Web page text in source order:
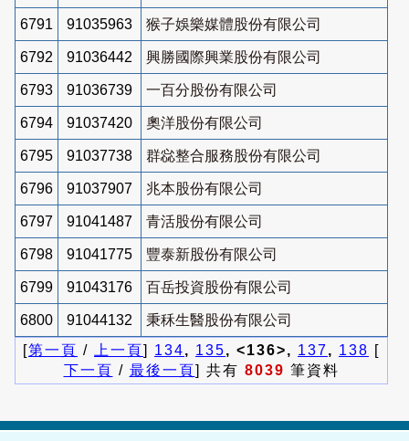
6791 91035963 猴子娛樂媒體股份有限公司
6792 91036442 興勝國際興業股份有限公司
6793 91036739 一百分股份有限公司
6794 91037420 奧洋股份有限公司
6795 91037738 群惢整合服務股份有限公司
6796 91037907 兆本股份有限公司
6797 91041487 青活股份有限公司
6798 91041775 豐泰新股份有限公司
6799 91043176 百岳投資股份有限公司
6800 91044132
秉秝生醫股份有限公司
[第一頁 / 上一頁] 134, 135, <136>, 137, 138 [
下一頁 / 最後一頁] 共有 8039 筆資料